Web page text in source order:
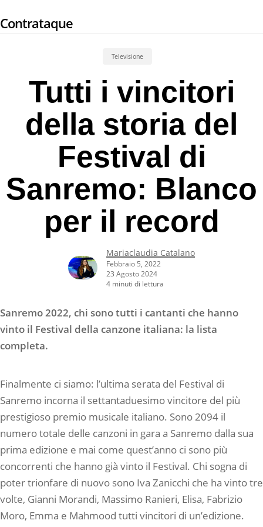
to
Contrataque
Televisione
Tutti i vincitori
della storia del
Festival di
Sanremo: Blanco
per il record
Mariaclaudia Catalano
Febbraio 5, 2022
23 Agosto 2024
4 minuti di lettura
Sanremo 2022, chi sono tutti i cantanti che hanno
vinto il Festival della canzone italiana: la lista
completa.
Finalmente ci siamo: l’ultima serata del Festival di
Sanremo incorna il settantaduesimo vincitore del più
prestigioso premio musicale italiano. Sono 2094 il
numero totale delle canzoni in gara a Sanremo dalla sua
prima edizione e mai come quest’anno ci sono più
concorrenti che hanno già vinto il Festival. Chi sogna di
poter trionfare di nuovo sono Iva Zanicchi che ha vinto tre
volte, Gianni Morandi, Massimo Ranieri, Elisa, Fabrizio
Moro, Emma e Mahmood tutti vincitori di un’edizione.